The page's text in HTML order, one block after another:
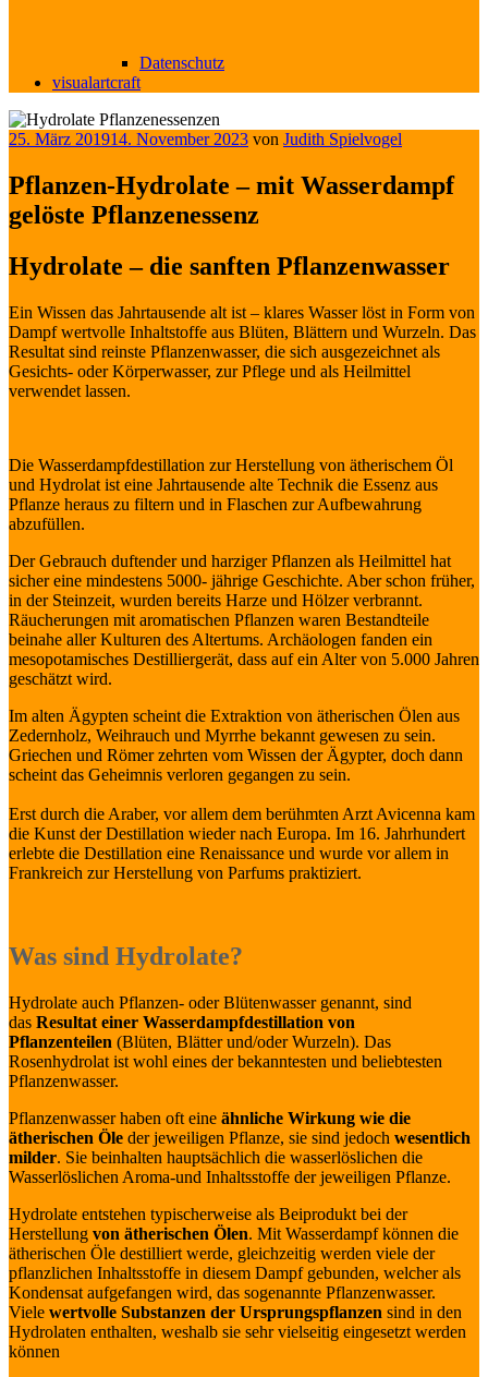
Datenschutz
visualartcraft
Veröffentlicht
25. März 201914. November 2023 von Judith Spielvogel
Pflanzen-Hydrolate – mit Wasserdampf
gelöste Pflanzenessenz
Hydrolate – die sanften Pflanzenwasser
Ein Wissen das Jahrtausende alt ist – klares Wasser löst in Form von
Dampf wertvolle Inhaltstoffe aus Blüten, Blättern und Wurzeln. Das
Resultat sind reinste Pflanzenwasser, die sich ausgezeichnet als
Gesichts- oder Körperwasser, zur Pflege und als Heilmittel
verwendet lassen.
Die Wasserdampfdestillation zur Herstellung von ätherischem Öl
und Hydrolat ist eine Jahrtausende alte Technik die Essenz aus
Pflanze heraus zu filtern und in Flaschen zur Aufbewahrung
abzufüllen.
Der Gebrauch duftender und harziger Pflanzen als Heilmittel hat
sicher eine mindestens 5000- jährige Geschichte. Aber schon früher,
in der Steinzeit, wurden bereits Harze und Hölzer verbrannt.
Räucherungen mit aromatischen Pflanzen waren Bestandteile
beinahe aller Kulturen des Altertums. Archäologen fanden ein
mesopotamisches Destilliergerät, dass auf ein Alter von 5.000 Jahren
geschätzt wird.
Im alten Ägypten scheint die Extraktion von ätherischen Ölen aus
Zedernholz, Weihrauch und Myrrhe bekannt gewesen zu sein.
Griechen und Römer zehrten vom Wissen der Ägypter, doch dann
scheint das Geheimnis verloren gegangen zu sein.
Erst durch die Araber, vor allem dem berühmten Arzt Avicenna kam
die Kunst der Destillation wieder nach Europa. Im 16. Jahrhundert
erlebte die Destillation eine Renaissance und wurde vor allem in
Frankreich zur Herstellung von Parfums praktiziert.
Was sind Hydrolate?
Hydrolate auch Pflanzen- oder Blütenwasser genannt, sind
das Resultat einer Wasserdampfdestillation von
Pflanzenteilen (Blüten, Blätter und/oder Wurzeln). Das
Rosenhydrolat ist wohl eines der bekanntesten und beliebtesten
Pflanzenwasser.
Pflanzenwasser haben oft eine ähnliche Wirkung wie die
ätherischen Öle der jeweiligen Pflanze, sie sind jedoch wesentlich
milder. Sie beinhalten hauptsächlich die wasserlöslichen die
Wasserlöslichen Aroma-und Inhaltsstoffe der jeweiligen Pflanze.
Hydrolate entstehen typischerweise als Beiprodukt bei der
Herstellung von ätherischen Ölen. Mit Wasserdampf können die
ätherischen Öle destilliert werde, gleichzeitig werden viele der
pflanzlichen Inhaltsstoffe in diesem Dampf gebunden, welcher als
Kondensat aufgefangen wird, das sogenannte Pflanzenwasser.
Viele wertvolle Substanzen der Ursprungspflanzen sind in den
Hydrolaten enthalten, weshalb sie sehr vielseitig eingesetzt werden
können